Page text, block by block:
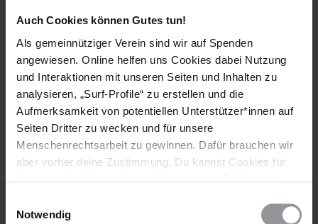
Auch Cookies können Gutes tun!
Als gemeinnütziger Verein sind wir auf Spenden
angewiesen. Online helfen uns Cookies dabei Nutzung
und Interaktionen mit unseren Seiten und Inhalten zu
analysieren, „Surf-Profile“ zu erstellen und die
Aufmerksamkeit von potentiellen Unterstützer*innen auf
Seiten Dritter zu wecken und für unsere
Menschenrechtsarbeit zu gewinnen. Dafür brauchen wir
aber vorher deine Zustimmung. Du kannst Cookies für
wieder ändern. Diesen Banner kannst Du über den Link
Notwendig
Zuhause.
Hier kannst du einen Artikel über das Thema "Wahlrecht für
alle" aus dem Amnesty-Journal 3/19 lesen:
https://www.amnesty.de/informieren/amnesty-
journal/deutschland-behindertenrechte-wahlrecht-fuer-alle
Operation Adlerauge